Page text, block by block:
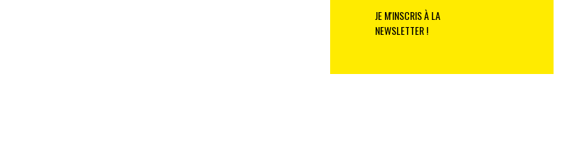
JE M'INSCRIS À LA
NEWSLETTER !